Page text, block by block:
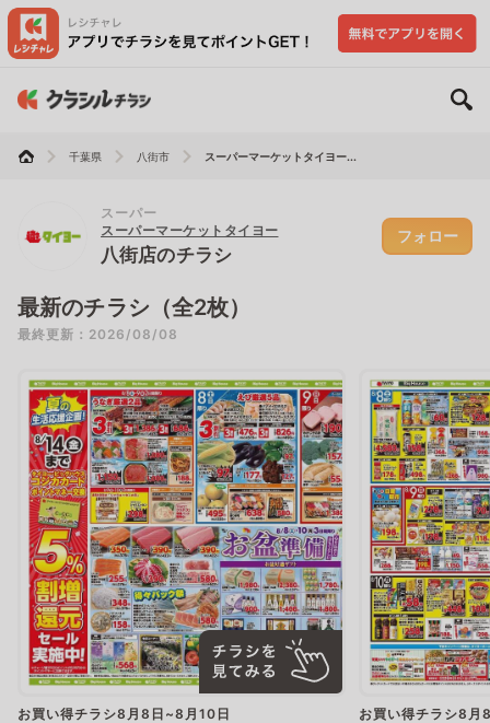
千葉県 八街市 スーパーマーケットタイヨー...
スーパー
スーパーマーケットタイヨー
八街店のチラシ
フォロー
最新のチラシ（全2枚）
最終更新：2026/08/08
お買い得チラシ8月8日~8月10日 お買い得チラシ8